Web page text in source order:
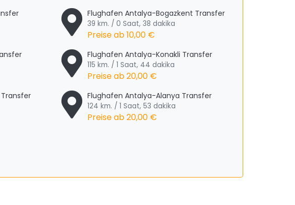
Flughafen Antalya-Bogazkent Transfer
39 km. / 0 Saat, 38 dakika
Preise ab10,00 €
Flughafen Antalya-Konakli Transfer
115 km. / 1 Saat, 44 dakika
Preise ab20,00 €
Flughafen Antalya-Alanya Transfer
124 km. / 1 Saat, 53 dakika
Preise ab20,00 €